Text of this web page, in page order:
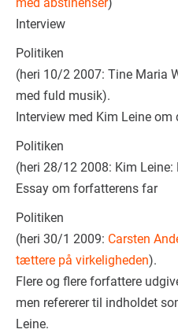
med abstinenser)
Interview
Politiken
(heri 10/2 2007: Tine Maria
med fuld musik).
Interview med Kim Leine
Politiken
(heri 28/12 2008: Kim Leine:
Essay om forfatterens far
Politiken
(heri 30/1 2009: Carsten
tættere på virkeligheden).
Flere og flere forfattere
men refererer til indholdet
Leine.